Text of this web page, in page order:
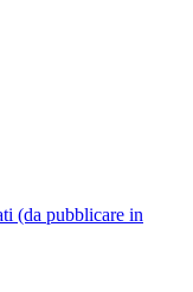
(da pubblicare in